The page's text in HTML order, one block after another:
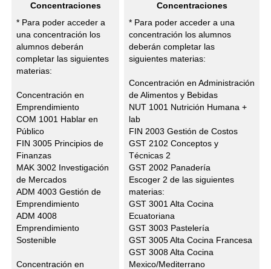
Concentraciones
* Para poder acceder a
una concentración los
alumnos deberán
completar las siguientes
materias:
Concentración en
Emprendimiento
COM 1001 Hablar en
Público
FIN 3005 Principios de
Finanzas
MAK 3002 Investigación
de Mercados
ADM 4003 Gestión de
Emprendimiento
ADM 4008
Emprendimiento
Sostenible
Concentración en
Concentraciones
* Para poder acceder a una
concentración los alumnos
deberán completar las
siguientes materias:
Concentración en Administración
de Alimentos y Bebidas
NUT 1001 Nutrición Humana +
lab
FIN 2003 Gestión de Costos
GST 2102 Conceptos y
Técnicas 2
GST 2002 Panadería
Escoger 2 de las siguientes
materias:
GST 3001 Alta Cocina
Ecuatoriana
GST 3003 Pastelería
GST 3005 Alta Cocina Francesa
GST 3008 Alta Cocina
Mexico/Mediterrano